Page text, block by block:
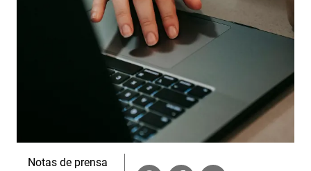
Notas de prensa